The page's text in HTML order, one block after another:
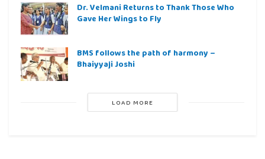
Dr. Velmani Returns to Thank Those Who
Gave Her Wings to Fly
BMS follows the path of harmony –
Bhaiyyaji Joshi
LOAD MORE